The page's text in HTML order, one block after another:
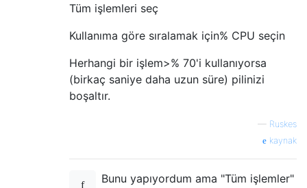
Tüm işlemleri seç
Kullanıma göre sıralamak için% CPU seçin
Herhangi bir işlem>% 70'i kullanıyorsa
(birkaç saniye daha uzun süre) pilinizi
boşaltır.
— Ruskes
kaynak
Bunu yapıyordum ama "Tüm işlemler"